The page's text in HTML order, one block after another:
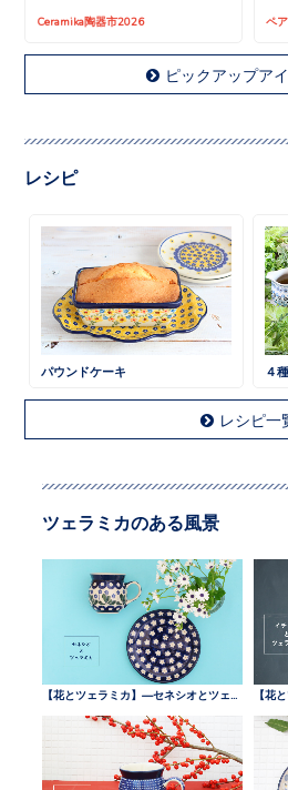
Ceramika陶器市2026 ペ
ピックアップア
レシピ
パウンドケーキ ４
レシピ一
ツェラミカのある風景